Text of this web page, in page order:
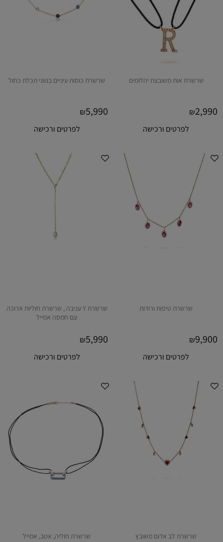
שרשרת אות משובצת יהלומים
₪2,990
לפרטים ורכישה
שרשרת כוסות עיניים בגווני תכלת כחול
₪5,990
לפרטים ורכישה
שרשרת טיפות ורודות
₪9,900
לפרטים ורכישה
שרשרת Y עניבה , שרשרת חוליות ארוכה
עם חמסה אמייל
₪5,990
לפרטים ורכישה
שרשרת לב אדום משובץ שרשרת חוליה, אטב, אמייל